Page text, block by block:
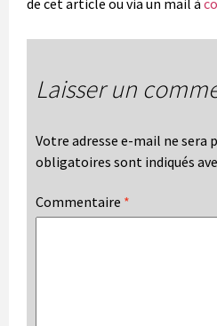
Laisser un
Votre adresse e-mail ne sera
obligatoires sont indiqués
Commentaire *